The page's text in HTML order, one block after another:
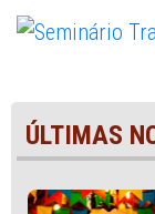
ÚLTIMAS